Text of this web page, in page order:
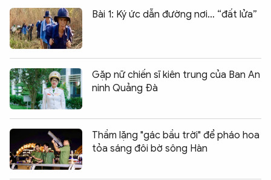
Bài 1: Ký ức dẫn đường nơi… “đất lửa”
Gặp nữ chiến sĩ kiên trung của Ban An
ninh Quảng Đà
Thầm lặng "gác bầu trời" để pháo hoa
tỏa sáng đôi bờ sông Hàn